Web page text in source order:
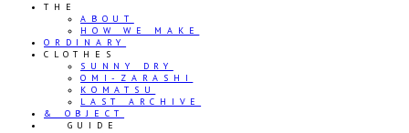
THE
ABOUT
HOW WE MAKE
ORDINARY
CLOTHES
SUNNY DRY
OMI-ZARASHI
KOMATSU
LAST ARCHIVE
& OBJECT
⠀⠀GUIDE